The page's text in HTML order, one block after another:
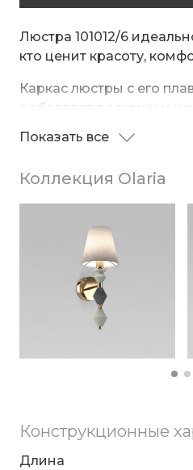
Люстра 101012/6
кто ценит красоту,
Каркас люстры с его
добавляет роскоши и
Декоративные элементы
цветах, придают ей
подчеркивают
выполненный в
или эклектичном стиле.
Показать все
Коллекция Olaria
Конструкционные
Длина